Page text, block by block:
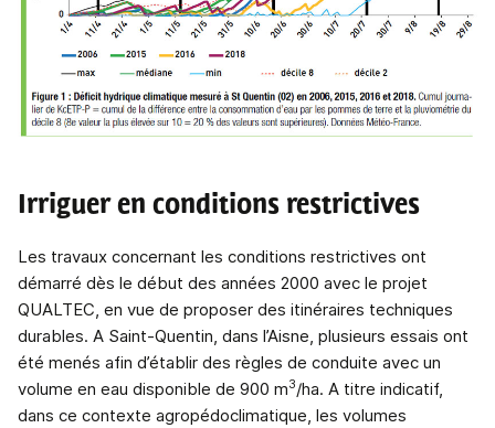
Irriguer en conditions restrictives
Les travaux concernant les conditions restrictives ont
démarré dès le début des années 2000 avec le projet
QUALTEC, en vue de proposer des itinéraires techniques
durables. A Saint-Quentin, dans l’Aisne, plusieurs essais ont
été menés afin d’établir des règles de conduite avec un
volume en eau disponible de 900 m3/ha. A titre indicatif,
dans ce contexte agropédoclimatique, les volumes